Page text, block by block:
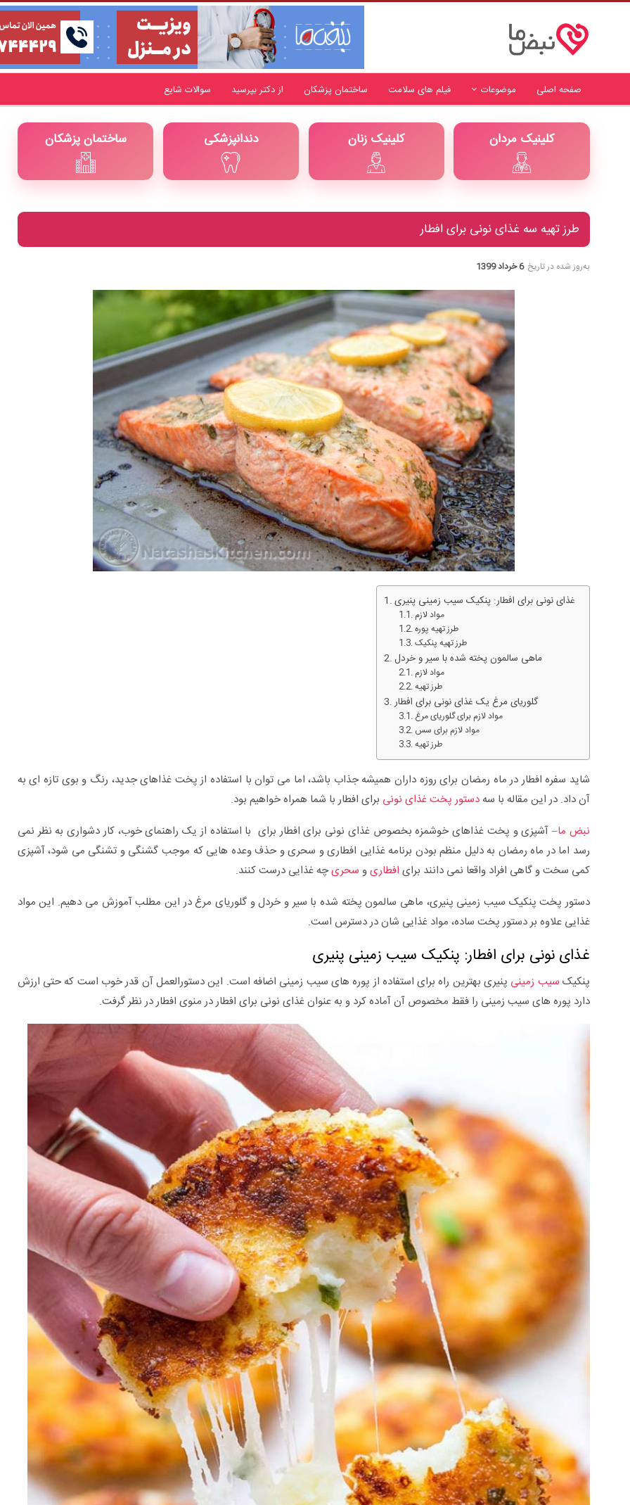
صفحه اصلی موضوعات فیلم های سلامت ساختمان پزشکان از دکتر بپرسید سوالات شایع
ساختمان پزشکان دندانپزشکی کلینیک زنان کلینیک مردان
طرز تهیه سه غذای نونی برای افطار
به‌روز شده در تاریخ 6 خرداد 1399
غذای نونی برای افطار: پنکیک سیب زمینی پنیری
مواد لازم
طرز تهیه پوره
طرز تهیه پنکیک
ماهی سالمون پخته شده با سیر و خردل
مواد لازم
طرز تهیه
گلوریای مرغ یک غذای نونی برای افطار
مواد لازم برای گلوریای مرغ
مواد لازم برای سس
طرز تهیه
شاید سفره افطار در ماه رمضان برای روزه داران همیشه جذاب باشد، اما می توان با استفاده از پخت غذاهای جدید، رنگ و بوی تازه ای به
آن داد. در این مقاله با سه دستور پخت غذای نونی برای افطار با شما همراه خواهیم بود.
نبض ما– آشپزی و پخت غذاهای خوشمزه بخصوص غذای نونی برای افطار برای با استفاده از یک راهنمای خوب، کار دشواری به نظر نمی
رسد اما در ماه رمضان به دلیل منظم بودن برنامه غذایی افطاری و سحری و حذف وعده هایی که موجب گشنگی و تشنگی می شود، آشپزی
کمی سخت و گاهی افراد واقعا نمی دانند برای افطاریو سحریچه غذایی درست کنند.
دستور پخت پنکیک سیب زمینی پنیری، ماهی سالمون پخته شده با سیر و خردل و گلوریای مرغ در این مطلب آموزش می دهیم. این مواد
غذایی علاوه بر دستور پخت ساده، مواد غذایی شان در دسترس است.
غذای نونی برای افطار: پنکیک سیب زمینی پنیری
پنکیک سیب زمینی پنیری بهترین راه برای استفاده از پوره های سیب زمینی اضافه است. این دستورالعمل آن قدر خوب است که حتی ارزش
دارد پوره های سیب زمینی را فقط مخصوص آن آماده کرد و به عنوان غذای نونی برای افطار در منوی افطار در نظر گرفت.
+ویدئو زگیل تناسلی از تشخیص تا درمان +ویدئو
برای چه بیماری هایی به متخصص اورولوژی
مراجعه کنیم؟